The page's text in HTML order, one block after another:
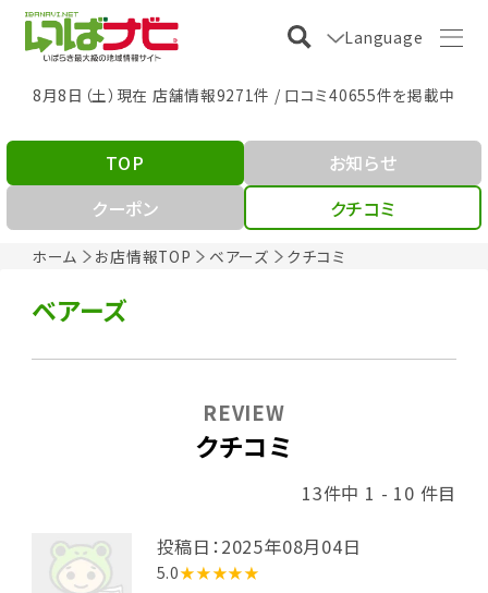
Language
8月8日（土）現在 店舗情報9271件 / 口コミ40655件を掲載中
ホーム お店情報TOP ベアーズ クチコミ
TOP
お知らせ
クーポン
クチコミ
ベアーズ
クチコミ
REVIEW
13件中 1 - 10 件目
投稿日：2025年08月04日
5.0★★★★★